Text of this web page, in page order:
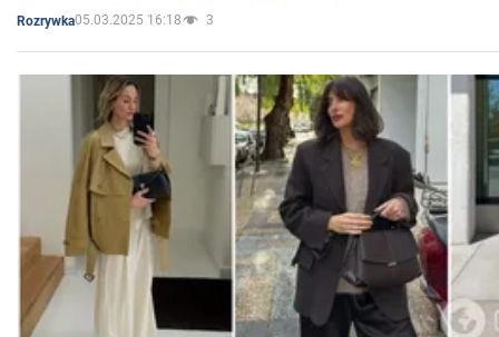
Rozrywka05.03.2025 16:18 3